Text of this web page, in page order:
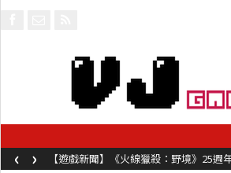
【遊戲新聞】《火線獵殺：野境》25週
容同時系舊作限時超平價折扣
‹ ›